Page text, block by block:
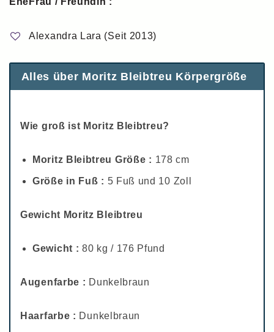
Alexandra Lara (Seit 2013)
Alles über Moritz Bleibtreu Körpergröße
Wie groß ist Moritz Bleibtreu?
Moritz Bleibtreu Größe : 178 cm
Größe in Fuß : 5 Fuß und 10 Zoll
Gewicht Moritz Bleibtreu
Gewicht : 80 kg / 176 Pfund
Augenfarbe : Dunkelbraun
Haarfarbe : Dunkelbraun